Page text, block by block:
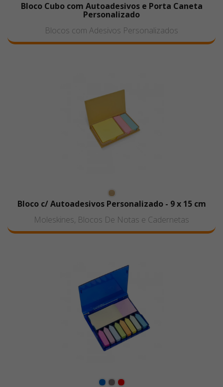
Bloco Cubo com Autoadesivos e Porta Caneta
Personalizado
Blocos com Adesivos Personalizados
Bloco c/ Autoadesivos Personalizado - 9 x 15 cm
Moleskines, Blocos De Notas e Cadernetas